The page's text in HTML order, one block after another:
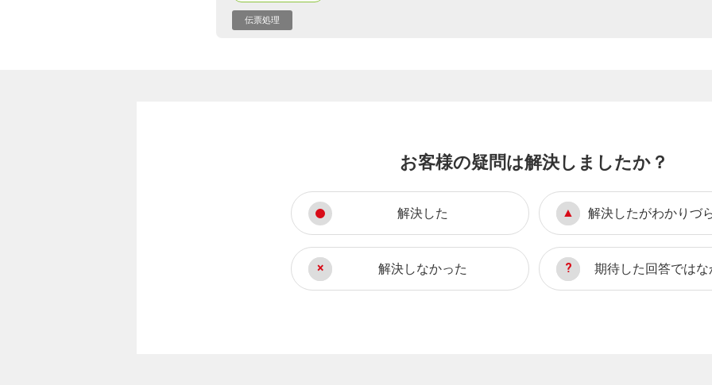
伝票処理
お客様の疑問は解決しましたか？
解決した 解決したがわかりづ
解決しなかった 期待した回答では